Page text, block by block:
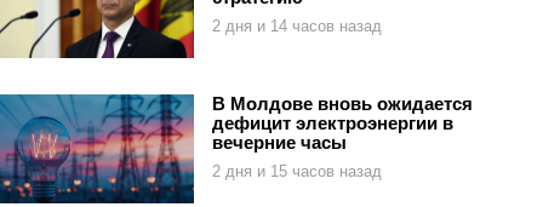
2 дня и 14 часов назад
В Молдове вновь ожидается
дефицит электроэнергии в
вечерние часы
2 дня и 15 часов назад